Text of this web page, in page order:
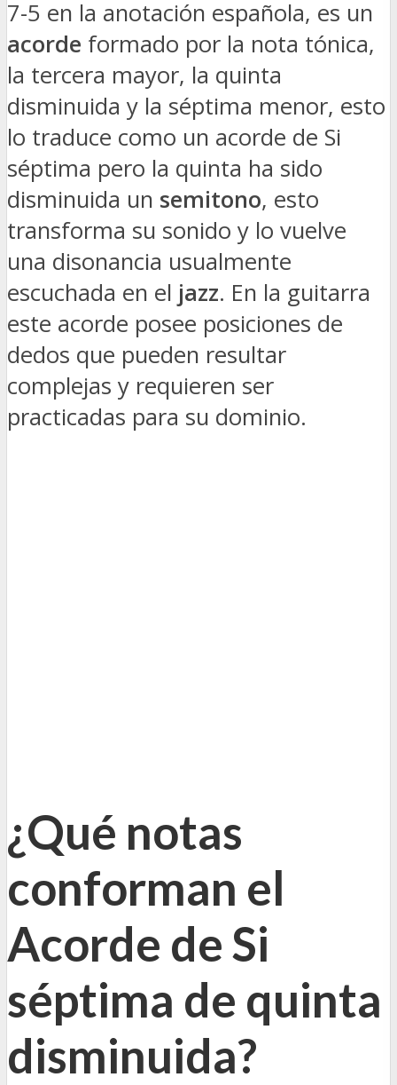
7-5 en la anotación española, es un
acorde formado por la nota tónica,
la tercera mayor, la quinta
disminuida y la séptima menor, esto
lo traduce como un acorde de Si
séptima pero la quinta ha sido
disminuida un semitono, esto
transforma su sonido y lo vuelve
una disonancia usualmente
escuchada en el jazz. En la guitarra
este acorde posee posiciones de
dedos que pueden resultar
complejas y requieren ser
practicadas para su dominio.
¿Qué notas
conforman el
Acorde de Si
séptima de quinta
disminuida?